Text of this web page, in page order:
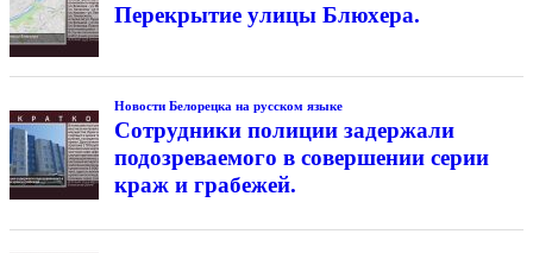
Перекрытие улицы Блюхера.
Новости Белорецка на русском языке
Сотрудники полиции задержали
подозреваемого в совершении серии
краж и грабежей.